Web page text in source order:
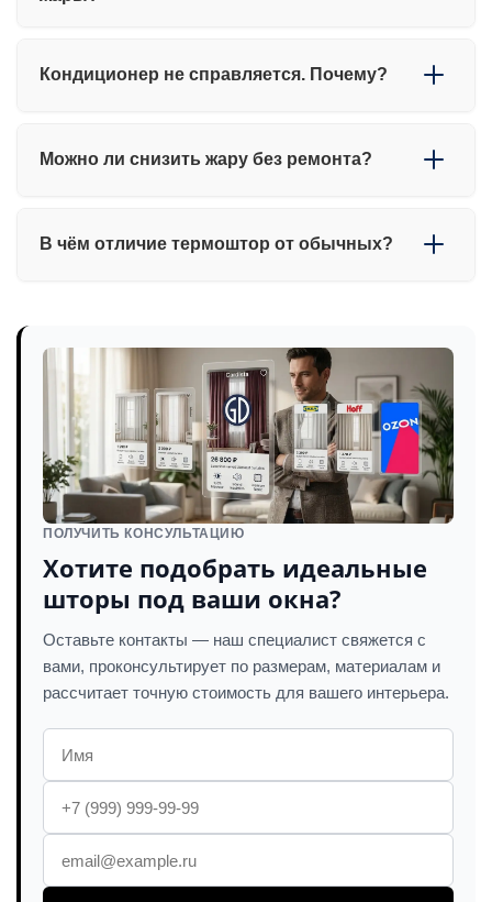
отдавать тепло даже после захода солнца.
останавливают тепловое излучение. Поэтому
Кондиционер не справляется. Почему?
устраняет источник перегрева — солнечное тепло
Можно ли снизить жару без ремонта?
термическая защита окон, которая снижает нагрев
В чём отличие термоштор от обычных?
работают как барьер для тепла и уменьшают его
проникновение через окно.
ПОЛУЧИТЬ КОНСУЛЬТАЦИЮ
Хотите подобрать идеальные
шторы под ваши окна?
Оставьте контакты — наш специалист свяжется с
вами, проконсультирует по размерам, материалам и
рассчитает точную стоимость для вашего интерьера.